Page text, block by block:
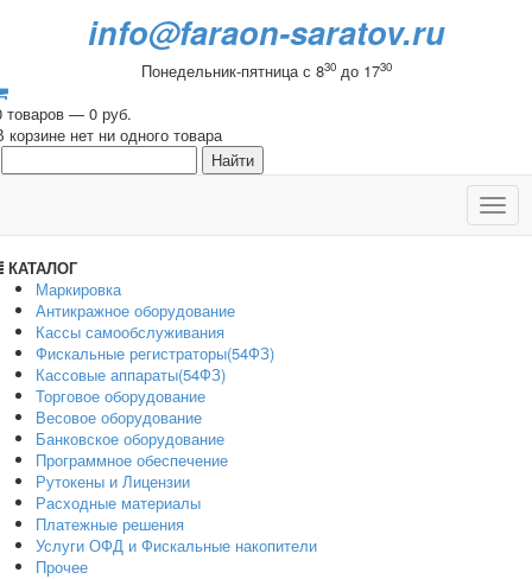
info@faraon-saratov.ru
Понедельник-пятница с 830до 1730
товаров — 0 руб.
корзине нет ни одного товара
КАТАЛОГ
Маркировка
Антикражное оборудование
Кассы самообслуживания
Фискальные регистраторы(54ФЗ)
Кассовые аппараты(54ФЗ)
Торговое оборудование
Весовое оборудование
Банковское оборудование
Программное обеспечение
Рутокены и Лицензии
Расходные материалы
Платежные решения
Услуги ОФД и Фискальные накопители
Прочее